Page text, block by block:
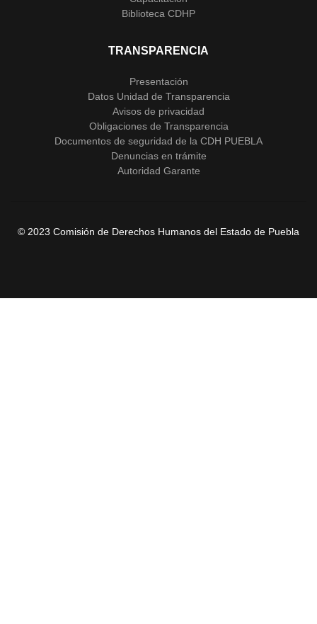
Biblioteca CDHP
TRANSPARENCIA
Presentación
Datos Unidad de Transparencia
Avisos de privacidad
Obligaciones de Transparencia
Documentos de seguridad de la CDH PUEBLA
Denuncias en trámite
Autoridad Garante
© 2023 Comisión de Derechos Humanos del Estado de Puebla